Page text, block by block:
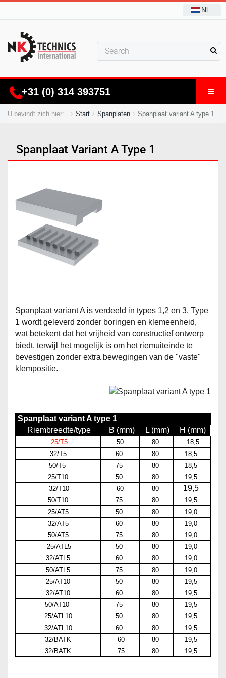
Nl
+31 (0) 314 393751
U bevindt zich hier: Start Spanplaten Spanplaat variant A type 1
Spanplaat Variant A Type 1
Spanplaat variant A is verdeeld in types 1,2 en 3. Type
1 wordt geleverd zonder boringen en klemeenheid,
wat betekent dat het vrijheid van constructief ontwerp
biedt, terwijl het mogelijk is om het riemuiteinde te
bevestigen zonder extra bewegingen van de "vaste"
klempositie.
Spanplaat variant A type 1
Riembreedte/type
B (mm) L (mm) H (mm)
25/T5 50 80
18,5
32/T5
60 80
18,5
50/T5
75 80
18,5
25/T10
50 80
19,5
32/T10
60 80 19,5
50/T10 75 80
19,5
25/AT5
50 80
19,0
32/AT5
60 80
19,0
50/AT5
75 80
19,0
25/ATL5
50 80
19,0
32/ATL5
60 80
19,0
50/ATL5
75 80
19,0
25/AT10
50 80
19,5
32/AT10
60 80
19,5
50/AT10
75 80
19,5
25/ATL10
50 80
19,5
32/ATL10
60 80
19,5
32/BATK
60 80
19,5
32/BATK
75 80 19,5